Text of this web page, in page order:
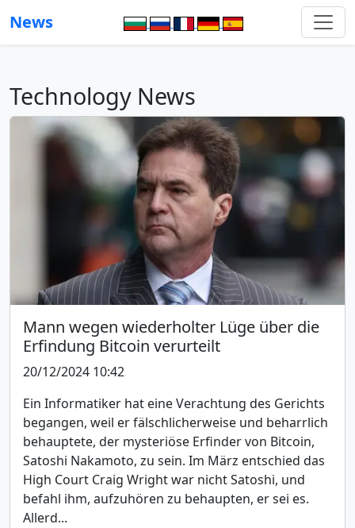
News
Technology News
Mann wegen wiederholter Lüge über die
Erfindung Bitcoin verurteilt
20/12/2024 10:42
Ein Informatiker hat eine Verachtung des Gerichts
begangen, weil er fälschlicherweise und beharrlich
behauptete, der mysteriöse Erfinder von Bitcoin,
Satoshi Nakamoto, zu sein. Im März entschied das
High Court Craig Wright war nicht Satoshi, und
befahl ihm, aufzuhören zu behaupten, er sei es.
Allerd...